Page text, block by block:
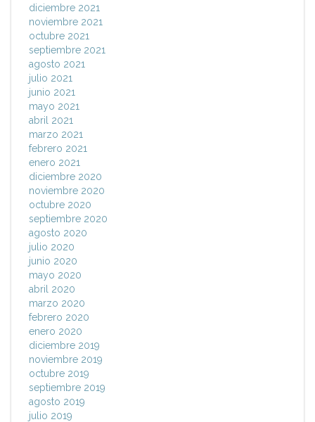
diciembre 2021
noviembre 2021
octubre 2021
septiembre 2021
agosto 2021
julio 2021
junio 2021
mayo 2021
abril 2021
marzo 2021
febrero 2021
enero 2021
diciembre 2020
noviembre 2020
octubre 2020
septiembre 2020
agosto 2020
julio 2020
junio 2020
mayo 2020
abril 2020
marzo 2020
febrero 2020
enero 2020
diciembre 2019
noviembre 2019
octubre 2019
septiembre 2019
agosto 2019
julio 2019